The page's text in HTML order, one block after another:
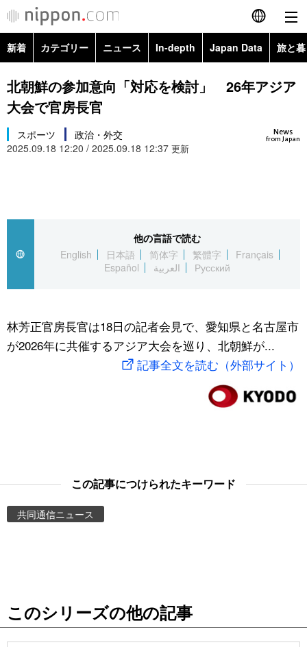
English
简体字
Русский
カテゴリー
国際
社会
文化
アーカイブ
Japan Data
旅と暮らし
動画/Live
Images
People
公式SNS
新着 カテゴリー ニュース In-depth Japan Data 旅と
政治・外交
経済・ビジネス
国際・海外
文化
科学・技術
暮らし
スポーツ・東京2020
Topics
北朝鮮の参加意向「対応を検討」 26年アジア
大会で官房長官
News
from Japan
スポーツ
政治・外交
2025.09.18 12:20 / 2025.09.18 12:37 更新
他の言語で読む
English
日本語 简体字 繁體字
Français
Español
العربية Русский
林芳正官房長官は18日の記者会見で、愛知県と名古屋市
が2026年に共催するアジア大会を巡り、北朝鮮が...
記事全文を読む（外部サイト）
この記事につけられたキーワード
共同通信ニュース
このシリーズの他の記事